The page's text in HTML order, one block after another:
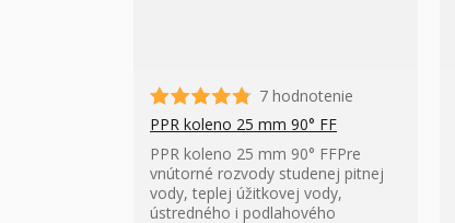
7 hodnotenie
PPR koleno 25 mm 90° FF
PPR koleno 25 mm 90° FFPre
vnútorné rozvody studenej pitnej
vody, teplej úžitkovej vody,
ústredného i podlahového